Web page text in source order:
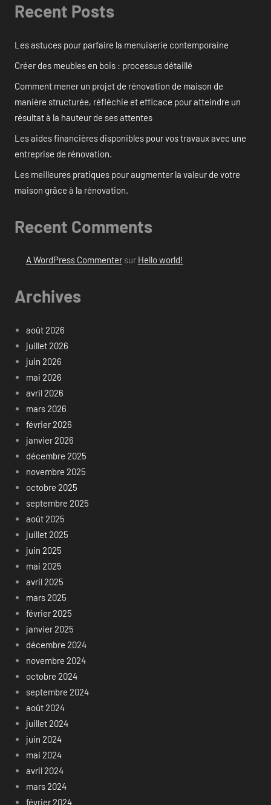
Recent Posts
Les astuces pour parfaire la menuiserie contemporaine
Créer des meubles en bois : processus détaillé
Comment mener un projet de rénovation de maison de
manière structurée, réfléchie et efficace pour atteindre un
résultat à la hauteur de ses attentes
Les aides financières disponibles pour vos travaux avec une
entreprise de rénovation.
Les meilleures pratiques pour augmenter la valeur de votre
maison grâce à la rénovation.
Recent Comments
A WordPress Commentersur Hello world!
Archives
août 2026
juillet 2026
juin 2026
mai 2026
avril 2026
mars 2026
février 2026
janvier 2026
décembre 2025
novembre 2025
octobre 2025
septembre 2025
août 2025
juillet 2025
juin 2025
mai 2025
avril 2025
mars 2025
février 2025
janvier 2025
décembre 2024
novembre 2024
octobre 2024
septembre 2024
août 2024
juillet 2024
juin 2024
mai 2024
avril 2024
mars 2024
février 2024